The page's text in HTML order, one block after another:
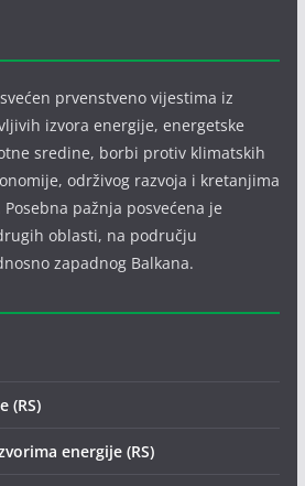
prvenstveno vijestima iz
izvora energije, energetske
sredine, borbi protiv klimatskih
održivog razvoja i kretanjima
pažnja posvećena je
oblasti, na području
zapadnog Balkana.
(RS)
energije (RS)